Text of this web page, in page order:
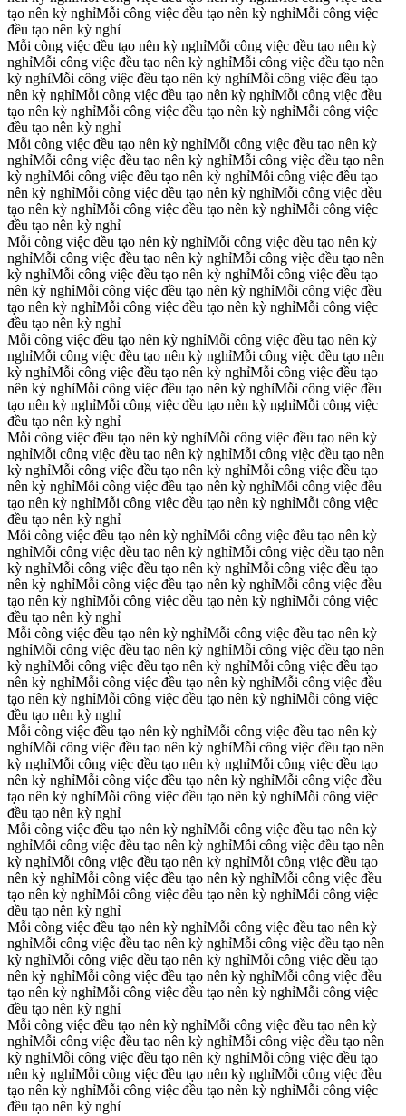
tạo nên kỳ nghỉMỗi công việc đều tạo nên kỳ nghỉMỗi công việc
đều tạo nên kỳ nghỉ
Mỗi công việc đều tạo nên kỳ nghỉMỗi công việc đều tạo nên kỳ
nghỉMỗi công việc đều tạo nên kỳ nghỉMỗi công việc đều tạo nên
kỳ nghỉMỗi công việc đều tạo nên kỳ nghỉMỗi công việc đều tạo
nên kỳ nghỉMỗi công việc đều tạo nên kỳ nghỉMỗi công việc đều
tạo nên kỳ nghỉMỗi công việc đều tạo nên kỳ nghỉMỗi công việc
đều tạo nên kỳ nghỉ
Mỗi công việc đều tạo nên kỳ nghỉMỗi công việc đều tạo nên kỳ
nghỉMỗi công việc đều tạo nên kỳ nghỉMỗi công việc đều tạo nên
kỳ nghỉMỗi công việc đều tạo nên kỳ nghỉMỗi công việc đều tạo
nên kỳ nghỉMỗi công việc đều tạo nên kỳ nghỉMỗi công việc đều
tạo nên kỳ nghỉMỗi công việc đều tạo nên kỳ nghỉMỗi công việc
đều tạo nên kỳ nghỉ
Mỗi công việc đều tạo nên kỳ nghỉMỗi công việc đều tạo nên kỳ
nghỉMỗi công việc đều tạo nên kỳ nghỉMỗi công việc đều tạo nên
kỳ nghỉMỗi công việc đều tạo nên kỳ nghỉMỗi công việc đều tạo
nên kỳ nghỉMỗi công việc đều tạo nên kỳ nghỉMỗi công việc đều
tạo nên kỳ nghỉMỗi công việc đều tạo nên kỳ nghỉMỗi công việc
đều tạo nên kỳ nghỉ
Mỗi công việc đều tạo nên kỳ nghỉMỗi công việc đều tạo nên kỳ
nghỉMỗi công việc đều tạo nên kỳ nghỉMỗi công việc đều tạo nên
kỳ nghỉMỗi công việc đều tạo nên kỳ nghỉMỗi công việc đều tạo
nên kỳ nghỉMỗi công việc đều tạo nên kỳ nghỉMỗi công việc đều
tạo nên kỳ nghỉMỗi công việc đều tạo nên kỳ nghỉMỗi công việc
đều tạo nên kỳ nghỉ
Mỗi công việc đều tạo nên kỳ nghỉMỗi công việc đều tạo nên kỳ
nghỉMỗi công việc đều tạo nên kỳ nghỉMỗi công việc đều tạo nên
kỳ nghỉMỗi công việc đều tạo nên kỳ nghỉMỗi công việc đều tạo
nên kỳ nghỉMỗi công việc đều tạo nên kỳ nghỉMỗi công việc đều
tạo nên kỳ nghỉMỗi công việc đều tạo nên kỳ nghỉMỗi công việc
đều tạo nên kỳ nghỉ
Mỗi công việc đều tạo nên kỳ nghỉMỗi công việc đều tạo nên kỳ
nghỉMỗi công việc đều tạo nên kỳ nghỉMỗi công việc đều tạo nên
kỳ nghỉMỗi công việc đều tạo nên kỳ nghỉMỗi công việc đều tạo
nên kỳ nghỉMỗi công việc đều tạo nên kỳ nghỉMỗi công việc đều
tạo nên kỳ nghỉMỗi công việc đều tạo nên kỳ nghỉMỗi công việc
đều tạo nên kỳ nghỉ
Mỗi công việc đều tạo nên kỳ nghỉMỗi công việc đều tạo nên kỳ
nghỉMỗi công việc đều tạo nên kỳ nghỉMỗi công việc đều tạo nên
kỳ nghỉMỗi công việc đều tạo nên kỳ nghỉMỗi công việc đều tạo
nên kỳ nghỉMỗi công việc đều tạo nên kỳ nghỉMỗi công việc đều
tạo nên kỳ nghỉMỗi công việc đều tạo nên kỳ nghỉMỗi công việc
đều tạo nên kỳ nghỉ
Mỗi công việc đều tạo nên kỳ nghỉMỗi công việc đều tạo nên kỳ
nghỉMỗi công việc đều tạo nên kỳ nghỉMỗi công việc đều tạo nên
kỳ nghỉMỗi công việc đều tạo nên kỳ nghỉMỗi công việc đều tạo
nên kỳ nghỉMỗi công việc đều tạo nên kỳ nghỉMỗi công việc đều
tạo nên kỳ nghỉMỗi công việc đều tạo nên kỳ nghỉMỗi công việc
đều tạo nên kỳ nghỉ
Mỗi công việc đều tạo nên kỳ nghỉMỗi công việc đều tạo nên kỳ
nghỉMỗi công việc đều tạo nên kỳ nghỉMỗi công việc đều tạo nên
kỳ nghỉMỗi công việc đều tạo nên kỳ nghỉMỗi công việc đều tạo
nên kỳ nghỉMỗi công việc đều tạo nên kỳ nghỉMỗi công việc đều
tạo nên kỳ nghỉMỗi công việc đều tạo nên kỳ nghỉMỗi công việc
đều tạo nên kỳ nghỉ
Mỗi công việc đều tạo nên kỳ nghỉMỗi công việc đều tạo nên kỳ
nghỉMỗi công việc đều tạo nên kỳ nghỉMỗi công việc đều tạo nên
kỳ nghỉMỗi công việc đều tạo nên kỳ nghỉMỗi công việc đều tạo
nên kỳ nghỉMỗi công việc đều tạo nên kỳ nghỉMỗi công việc đều
tạo nên kỳ nghỉMỗi công việc đều tạo nên kỳ nghỉMỗi công việc
đều tạo nên kỳ nghỉ
Mỗi công việc đều tạo nên kỳ nghỉMỗi công việc đều tạo nên kỳ
nghỉMỗi công việc đều tạo nên kỳ nghỉMỗi công việc đều tạo nên
kỳ nghỉMỗi công việc đều tạo nên kỳ nghỉMỗi công việc đều tạo
nên kỳ nghỉMỗi công việc đều tạo nên kỳ nghỉMỗi công việc đều
tạo nên kỳ nghỉMỗi công việc đều tạo nên kỳ nghỉMỗi công việc
đều tạo nên kỳ nghỉ